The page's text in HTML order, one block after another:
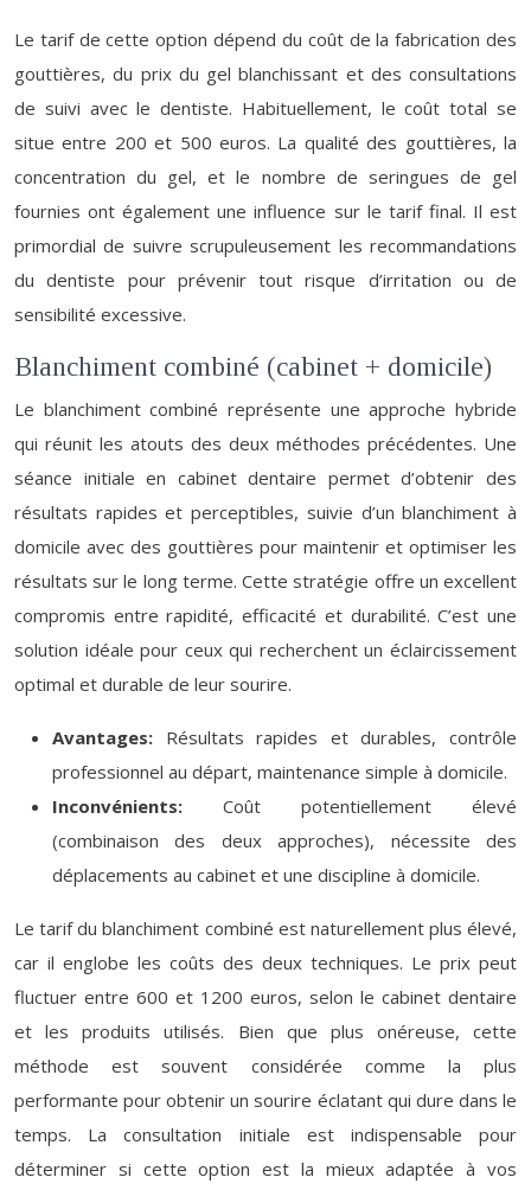
Le tarif de cette option dépend du coût de la fabrication des
gouttières, du prix du gel blanchissant et des consultations
de suivi avec le dentiste. Habituellement, le coût total se
situe entre 200 et 500 euros. La qualité des gouttières, la
concentration du gel, et le nombre de seringues de gel
fournies ont également une influence sur le tarif final. Il est
primordial de suivre scrupuleusement les recommandations
du dentiste pour prévenir tout risque d’irritation ou de
sensibilité excessive.
Blanchiment combiné (cabinet + domicile)
Le blanchiment combiné représente une approche hybride
qui réunit les atouts des deux méthodes précédentes. Une
séance initiale en cabinet dentaire permet d’obtenir des
résultats rapides et perceptibles, suivie d’un blanchiment à
domicile avec des gouttières pour maintenir et optimiser les
résultats sur le long terme. Cette stratégie offre un excellent
compromis entre rapidité, efficacité et durabilité. C’est une
solution idéale pour ceux qui recherchent un éclaircissement
optimal et durable de leur sourire.
Avantages: Résultats rapides et durables, contrôle
professionnel au départ, maintenance simple à domicile.
Inconvénients: Coût potentiellement élevé
(combinaison des deux approches), nécessite des
déplacements au cabinet et une discipline à domicile.
Le tarif du blanchiment combiné est naturellement plus élevé,
car il englobe les coûts des deux techniques. Le prix peut
fluctuer entre 600 et 1200 euros, selon le cabinet dentaire
et les produits utilisés. Bien que plus onéreuse, cette
méthode est souvent considérée comme la plus
performante pour obtenir un sourire éclatant qui dure dans le
temps. La consultation initiale est indispensable pour
déterminer si cette option est la mieux adaptée à vos